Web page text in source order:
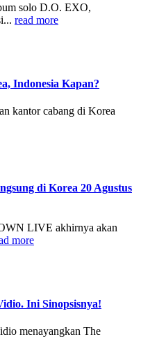
solo D.O. EXO,
read more
Indonesia Kapan?
kantor cabang di Korea
di Korea 20 Agustus
LIVE akhirnya akan
more
Ini Sinopsisnya!
menayangkan The